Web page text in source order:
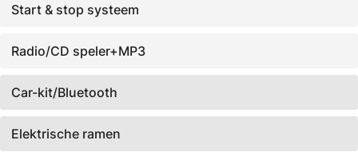
Start & stop systeem
Radio/CD speler+MP3
Car-kit/Bluetooth
Elektrische ramen